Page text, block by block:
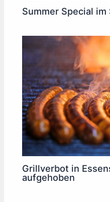
Summer Special
Grillverbot in
aufgehoben